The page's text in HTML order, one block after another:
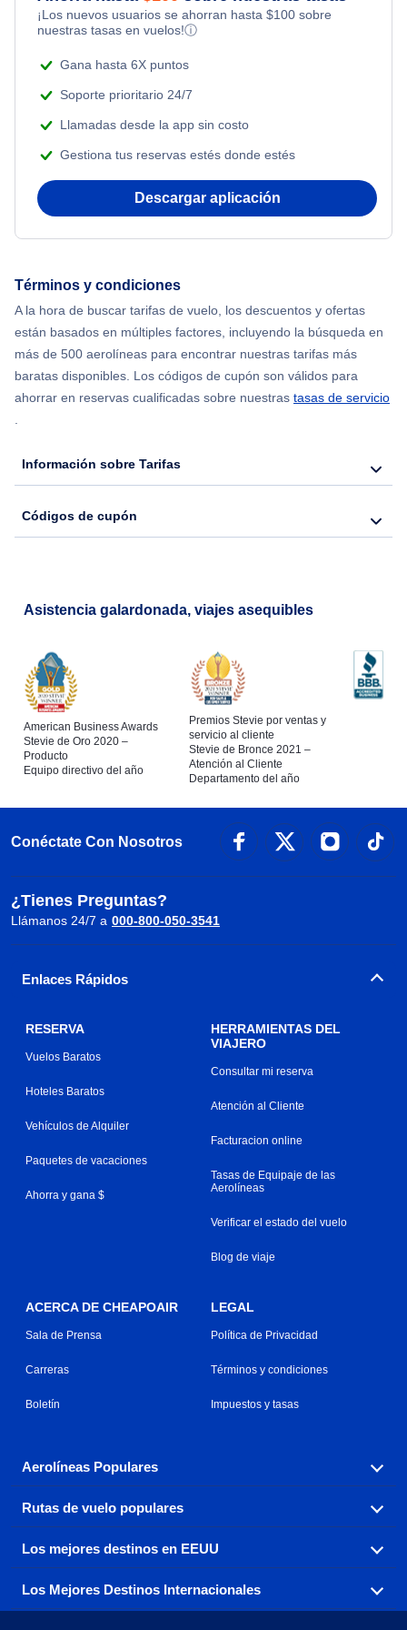
Flights Under $99
Flights Under $199
Flights from Nueva York to Tel Aviv
Flights from Nueva York to Atenas
Flights from Shanghai to Nueva York
Flights from Delhi to Nueva York
Flights from Chicago to Delhi
Flights from Nueva York to Seúl
Flights from Nueva York to Barcelona
Romantic Vacations
Adventure Vacations
Beach Vacations
¡Los nuevos usuarios se ahorran hasta $100 sobre
nuestras tasas en vuelos!ⓘ
Gana hasta 6X puntos
Soporte prioritario 24/7
Llamadas desde la app sin costo
Gestiona tus reservas estés donde estés
Descargar aplicación
Términos y condiciones
A la hora de buscar tarifas de vuelo, los descuentos y ofertas
están basados en múltiples factores, incluyendo la búsqueda en
más de 500 aerolíneas para encontrar nuestras tarifas más
baratas disponibles. Los códigos de cupón son válidos para
ahorrar en reservas cualificadas sobre nuestras tasas de servicio
.
Información sobre Tarifas
Códigos de cupón
Asistencia galardonada, viajes asequibles
American Business Awards
Stevie de Oro 2020 –
Producto
Equipo directivo del año
Premios Stevie por ventas y
servicio al cliente
Stevie de Bronce 2021 –
Atención al Cliente
Departamento del año
Conéctate Con Nosotros
¿Tienes Preguntas?
Llámanos 24/7 a 000-800-050-3541
Enlaces Rápidos
RESERVA
Vuelos Baratos
Hoteles Baratos
Vehículos de Alquiler
Paquetes de vacaciones
Ahorra y gana $
HERRAMIENTAS DEL
VIAJERO
Consultar mi reserva
Atención al Cliente
Facturacion online
Tasas de Equipaje de las
Aerolíneas
Verificar el estado del vuelo
Blog de viaje
ACERCA DE CHEAPOAIR
Sala de Prensa
Carreras
Boletín
LEGAL
Política de Privacidad
Términos y condiciones
Impuestos y tasas
Aerolíneas Populares
Explora nuestras opciones de tarifas aéreas baratas por
aerolínea, con más de 500 opciones para elegir.
Aeromexico
Air France Alaska Airlines
Rutas de vuelo populares
Reserva una de nuestras rutas de vuelo más populares
con tres sencillos clics.
Los mejores destinos en EEUU
Encuentra boletos de avión baratos a destinos
populares de los EEUU de costa a costa.
Los Mejores Destinos Internacionales